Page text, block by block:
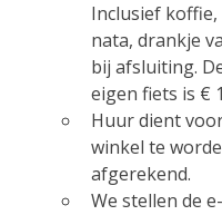
Inclusief koffie,
nata, drankje
bij afsluiting.
eigen fiets is €
Huur dient
winkel te
afgerekend.
We stellen de